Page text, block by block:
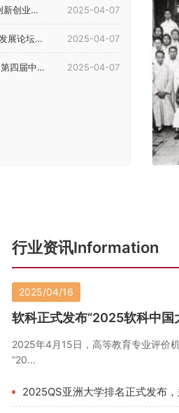
会暨学术年会... 2025-04-07
南郑州举行 2025-04-07
）论坛在郑召开 2025-04-07
行业资讯Information
2025/04/16
软科正式发布“2025软科中国
2025年4月15日，高等教育专业评价
“20...
2025QS亚洲大学排名正式发布，郑州大